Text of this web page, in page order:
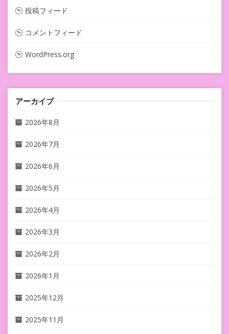
投稿フィード
コメントフィード
WordPress.org
アーカイブ
2026年8月
2026年7月
2026年6月
2026年5月
2026年4月
2026年3月
2026年2月
2026年1月
2025年12月
2025年11月